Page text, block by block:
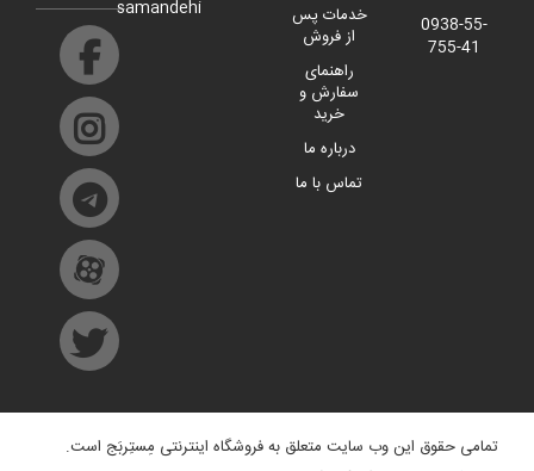
0938-55-
755-41
خدمات پس
از فروش
راهنمای
سفارش و
خرید
درباره ما
تماس با ما
تمامی حقوق این وب سایت متعلق به فروشگاه اینترنتی مِستِربَج است.